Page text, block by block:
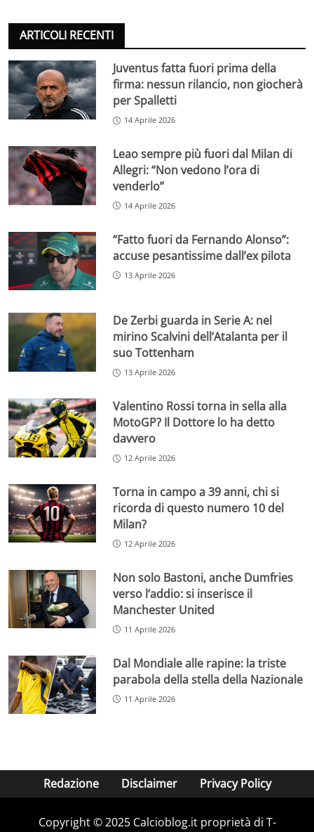
ARTICOLI RECENTI
Juventus fatta fuori prima della
firma: nessun rilancio, non giocherà
per Spalletti
14 Aprile 2026
Leao sempre più fuori dal Milan di
Allegri: “Non vedono l’ora di
venderlo”
14 Aprile 2026
“Fatto fuori da Fernando Alonso”:
accuse pesantissime dall’ex pilota
13 Aprile 2026
De Zerbi guarda in Serie A: nel
mirino Scalvini dell’Atalanta per il
suo Tottenham
13 Aprile 2026
Valentino Rossi torna in sella alla
MotoGP? Il Dottore lo ha detto
davvero
12 Aprile 2026
Torna in campo a 39 anni, chi si
ricorda di questo numero 10 del
Milan?
12 Aprile 2026
Non solo Bastoni, anche Dumfries
verso l’addio: si inserisce il
Manchester United
11 Aprile 2026
Dal Mondiale alle rapine: la triste
parabola della stella della Nazionale
11 Aprile 2026
Redazione Disclaimer Privacy Policy
Copyright © 2025 Calcioblog.it proprietà di T-